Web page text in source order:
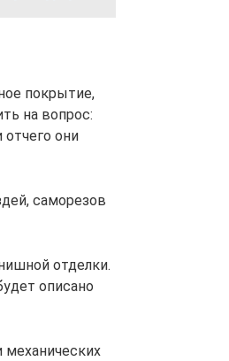
покрытие,
на вопрос:
они
саморезов
отделки.
описано